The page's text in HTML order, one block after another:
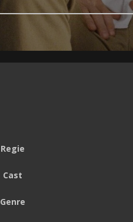
Regie
Cast
Genre